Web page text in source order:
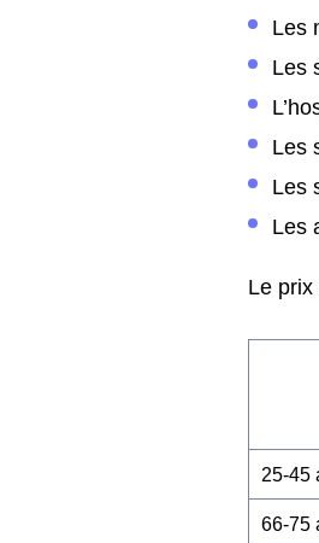
Les
Les
Les
Les
Les
Le prix
25-45
66-75